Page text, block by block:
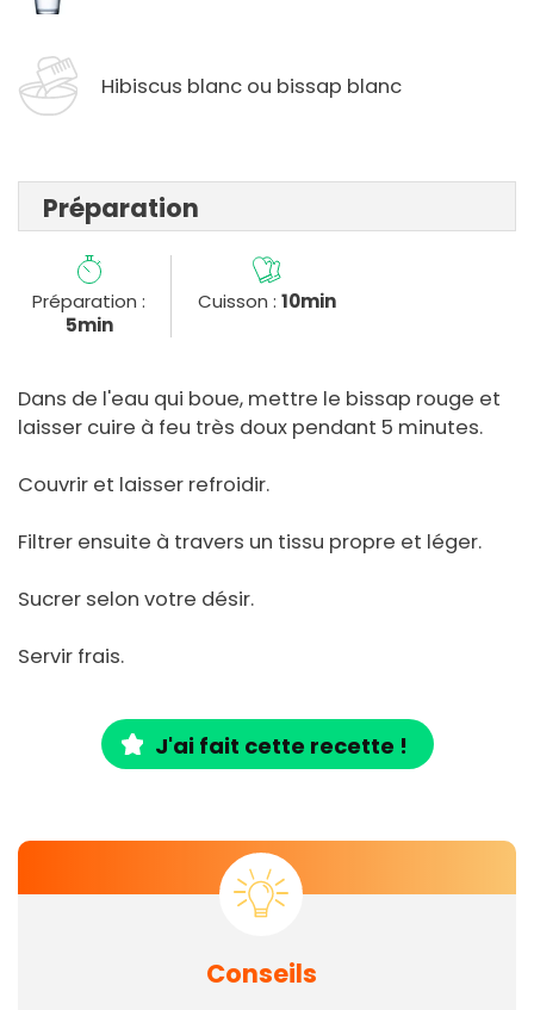
Hibiscus blanc ou bissap blanc
Préparation
Préparation :
5min
Cuisson : 10min
Dans de l'eau qui boue, mettre le bissap rouge et
laisser cuire à feu très doux pendant 5 minutes.
Couvrir et laisser refroidir.
Filtrer ensuite à travers un tissu propre et léger.
Sucrer selon votre désir.
Servir frais.
J'ai fait cette recette !
Conseils